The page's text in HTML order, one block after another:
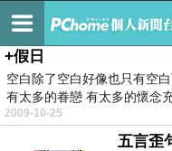
♫+水之領域~
+假日
空白除了空白好像也只有空
有太多的眷戀 有太多的懷念
2009-10-25
五言歪